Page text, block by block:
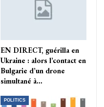
EN DIRECT, guérilla en
Ukraine : alors l’contact en
Bulgarie d’un drone
simultané à…
POLITICS